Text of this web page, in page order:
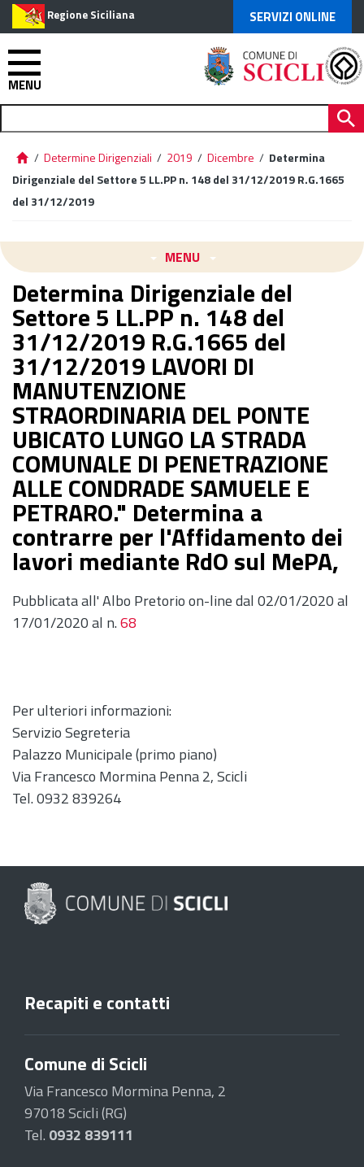
Regione Siciliana SERVIZI ONLINE
MENU
/ Determine Dirigenziali / 2019 / Dicembre / Determina
Dirigenziale del Settore 5 LL.PP n. 148 del 31/12/2019 R.G.1665
del 31/12/2019
MENU
Determina Dirigenziale del
Settore 5 LL.PP n. 148 del
31/12/2019 R.G.1665 del
31/12/2019 LAVORI DI
MANUTENZIONE
STRAORDINARIA DEL PONTE
UBICATO LUNGO LA STRADA
COMUNALE DI PENETRAZIONE
ALLE CONDRADE SAMUELE E
PETRARO." Determina a
contrarre per l'Affidamento dei
lavori mediante RdO sul MePA,
Pubblicata all' Albo Pretorio on-line dal 02/01/2020 al
17/01/2020 al n.68
Per ulteriori informazioni:
Servizio Segreteria
Palazzo Municipale (primo piano)
Via Francesco Mormina Penna 2, Scicli
Tel. 0932 839264
Recapiti e contatti
Comune di Scicli
Via Francesco Mormina Penna, 2
97018 Scicli (RG)
Tel. 0932 839111